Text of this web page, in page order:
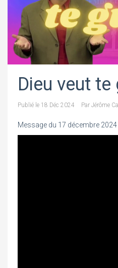
Dieu veut te
Publié le 18 Déc 2024 Par Jérôme
Message du 17 décembre 2024